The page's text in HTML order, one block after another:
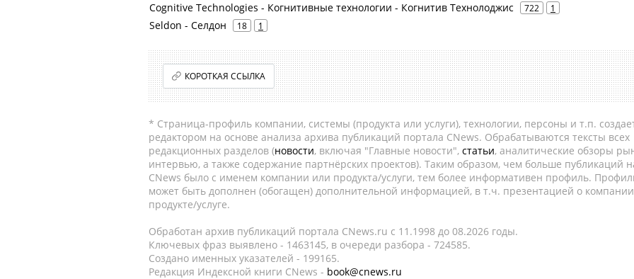
Cognitive Technologies - Когнитивные технологии - Когнитив Технолоджис 722 1
Seldon - Селдон 18 1
КОРОТКАЯ ССЫЛКА
* Страница-профиль компании, системы (продукта или услуги), технологии, персоны и т.п.
редактором на основе анализа архива публикаций портала CNews. Обрабатываются тексты всех
редакционных разделов (новости, включая "Главные новости", статьи, аналитические обзоры
интервью, а также содержание партнёрских проектов). Таким образом, чем больше публикаций
CNews было с именем компании или продукта/услуги, тем более информативен профиль.
может быть дополнен (обогащен) дополнительной информацией, в т.ч. презентацией о
продукте/услуге.
Обработан архив публикаций портала CNews.ru c 11.1998 до 08.2026 годы.
Ключевых фраз выявлено - 1463145, в очереди разбора - 724585.
Создано именных указателей - 199165.
Редакция Индексной книги CNews - book@cnews.ru